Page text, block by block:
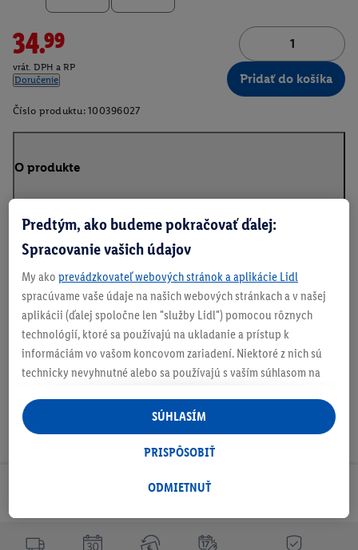
34.99
vrát. DPH a RP
Doručenie
Pridať do košíka
Číslo produktu: 100396027
O produkte
Podrobnosti o bezpečnosti produktu
Na stiahnutie
Odoberaj Newsletter!
Predtým, ako budeme pokračovať ďalej:
Spracovanie vašich údajov
My ako prevádzkovateľ webových stránok a aplikácie Lidl
spracúvame vaše údaje na našich webových stránkach a v našej
aplikácii (ďalej spoločne len "služby Lidl") pomocou rôznych
technológií, ktoré sa používajú na ukladanie a prístup k
informáciám vo vašom koncovom zariadení. Niektoré z nich sú
technicky nevyhnutné alebo sa používajú s vaším súhlasom na
personalizovanú reklamu v rámci služieb Lidl aj mimo nich. Ak
ste účastníkom programu Lidl Plus, na tieto účely sa spracúvajú
aj údaje z vášho nákupného správania v obchode.
následne si vytvoríte účet Lidl Plus alebo sa prihlásite do svojho
ktorú tam uvediete, aby sme vás mohli rozpoznať v službách
ODMIETNUŤ
PRISPÔSOBIŤ
SÚHLASÍM